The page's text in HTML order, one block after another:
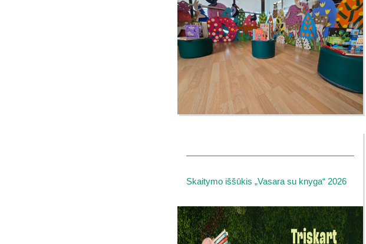
Skaitymo iššūkis „Vasara su knyga“ 2026